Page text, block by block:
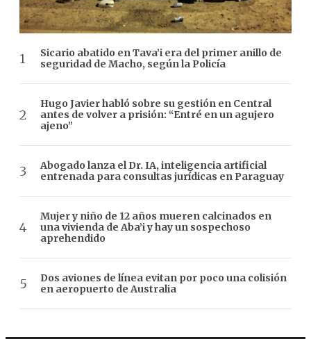
Sicario abatido en Tava’i era del primer anillo de
seguridad de Macho, según la Policía
Hugo Javier habló sobre su gestión en Central
antes de volver a prisión: “Entré en un agujero
ajeno”
Abogado lanza el Dr. IA, inteligencia artificial
entrenada para consultas jurídicas en Paraguay
Mujer y niño de 12 años mueren calcinados en
una vivienda de Aba’i y hay un sospechoso
aprehendido
Dos aviones de línea evitan por poco una colisión
en aeropuerto de Australia